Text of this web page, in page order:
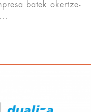
batek okertze-